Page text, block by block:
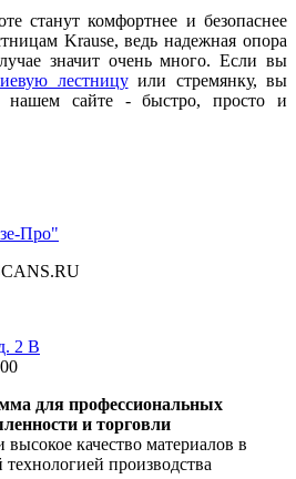
станут комфортнее и безопаснее
Krause, ведь надежная опора
значит очень много. Если вы
лестницуили стремянку, вы
нашем сайте - быстро, просто и
Про"
2 В
для профессиональных
и торговли
качество материалов в
производства